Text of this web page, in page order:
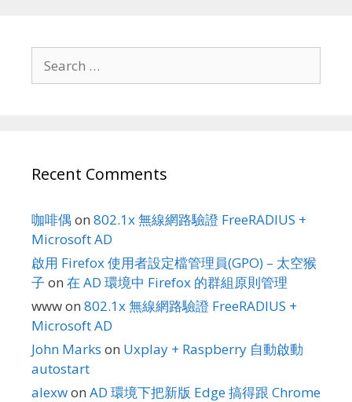
for:
Recent Comments
咖啡偶 on 802.1x 無線網路驗證 FreeRADIUS +
Microsoft AD
啟用 Firefox 使用者設定檔管理員(GPO) – 太空猴
子 on 在 AD 環境中 Firefox 的群組原則管理
wwwon 802.1x 無線網路驗證 FreeRADIUS +
Microsoft AD
John Marks on Uxplay + Raspberry 自動啟動
autostart
alexwon AD 環境下把新版 Edge 搞得跟 Chrome